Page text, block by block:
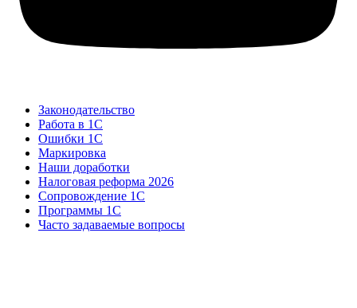
Законодательство
Работа в 1С
Ошибки 1С
Маркировка
Наши доработки
Налоговая реформа 2026
Сопровождение 1С
Программы 1С
Часто задаваемые вопросы